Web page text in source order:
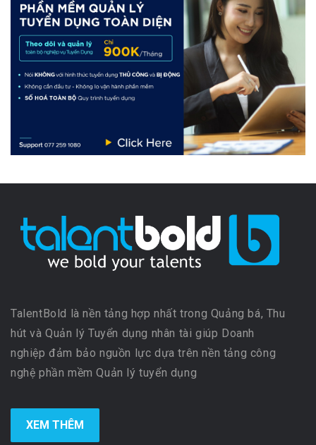
TalentBold là nền tảng hợp nhất trong Quảng bá, Thu
hút và Quản lý Tuyển dụng nhân tài giúp Doanh
nghiệp đảm bảo nguồn lực dựa trên nền tảng công
nghệ phần mềm Quản lý tuyển dụng
XEM THÊM